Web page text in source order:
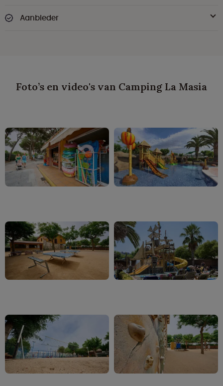
Aanbieder
Foto’s en video's van Camping La Masia